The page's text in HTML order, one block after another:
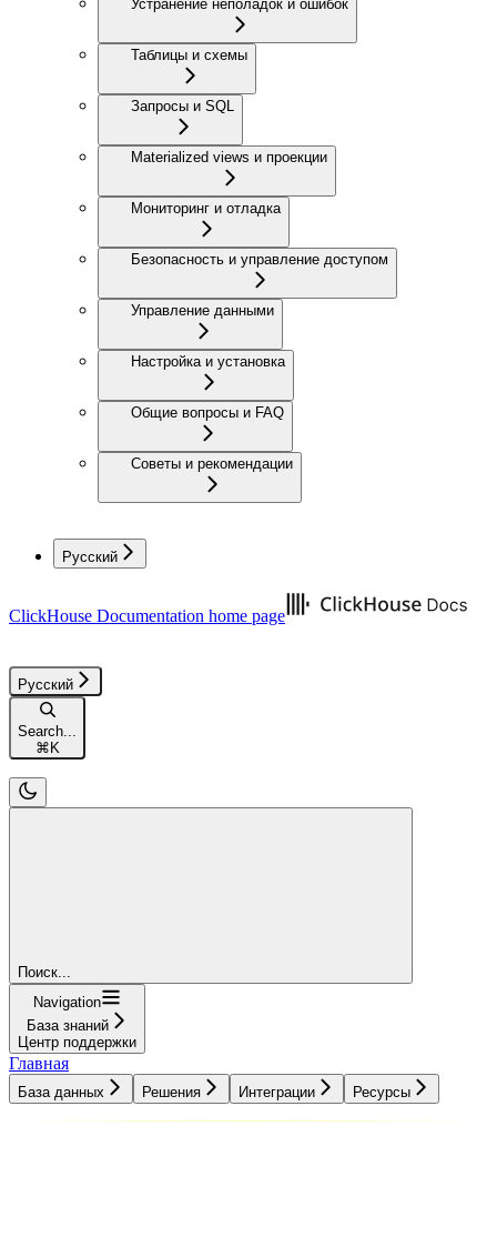
Устранение неполадок и ошибок
Таблицы и схемы
Запросы и SQL
Materialized views и проекции
Мониторинг и отладка
Безопасность и управление доступом
Управление данными
Настройка и установка
Общие вопросы и FAQ
Советы и рекомендации
Русский
ClickHouse Documentation home page
Русский
Search...
⌘ K
Поиск...
Navigation
База знаний
Центр поддержки
Главная
База данных Решения Интеграции Ресурсы